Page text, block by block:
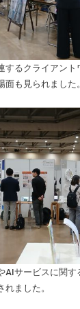
するクライアン
面も見られました。
AIサービスに関す
れました。